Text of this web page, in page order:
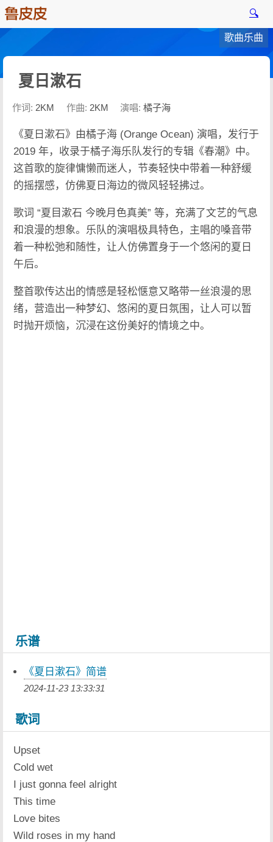
🔍
歌曲乐曲
夏日漱石
作词: 2KM 作曲: 2KM 演唱: 橘子海
《夏日漱石》由橘子海 (Orange Ocean) 演唱，发行于
2019 年，收录于橘子海乐队发行的专辑《春潮》中。
这首歌的旋律慵懒而迷人，节奏轻快中带着一种舒缓
的摇摆感，仿佛夏日海边的微风轻轻拂过。
歌词 “夏目漱石 今晚月色真美” 等，充满了文艺的气息
和浪漫的想象。乐队的演唱极具特色，主唱的嗓音带
着一种松弛和随性，让人仿佛置身于一个悠闲的夏日
午后。
整首歌传达出的情感是轻松惬意又略带一丝浪漫的思
绪，营造出一种梦幻、悠闲的夏日氛围，让人可以暂
时抛开烦恼，沉浸在这份美好的情境之中。
乐谱
《夏日漱石》简谱
2024-11-23 13:33:31
歌词
Upset
Cold wet
I just gonna feel alright
This time
Love bites
Wild roses in my hand